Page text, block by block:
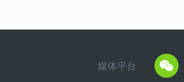
媒体平台